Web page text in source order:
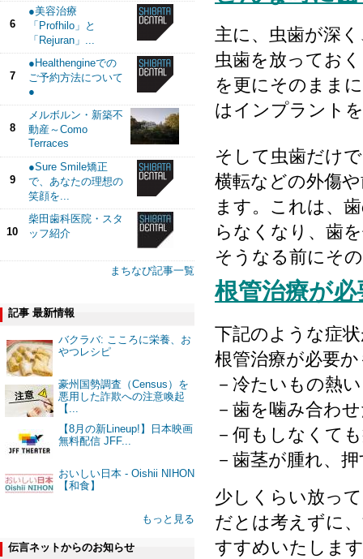
6
●美容治療
「Profhilo」と
「Rejuran」...
7
●Healthengineでの
ご予約方法について
●
8
メルボルン・新築不
動産～Como
Terraces
9
●Sure Smile矯正
で、あなたの理想の
笑顔を...
10
柴田歯科医院・スタ
ッフ紹介
まちなび記事一覧
記事 最新情報
バクラバ: こころに栄養、お
やつレシピ
豪州国勢調査（Census）を
悪用した詐欺への注意喚起
【...
【8月の新Lineup!】日本映画
無料配信 JFF...
おいしい日本 - Oishii NIHON
【和食】
もっと見る
伝言ネットからのお知らせ
主に、虫歯が深
虫歯を放ってお
を更にそのまま
はインプラント
そして虫歯だけ
横転などの外傷
ます。これは、
らなくなり、歯
そうなる前にその
根管治療が
下記のような症
根管治療が必要
－冷たいもの熱
－歯を噛み合わ
－何もしなくて
－歯茎が腫れ、
少しくらい放っ
だとは考えずに
すすめいたしま